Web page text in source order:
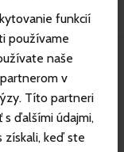
funkcií
používame
naše
v
Títo partneri
ďalšími údajmi,
keď ste